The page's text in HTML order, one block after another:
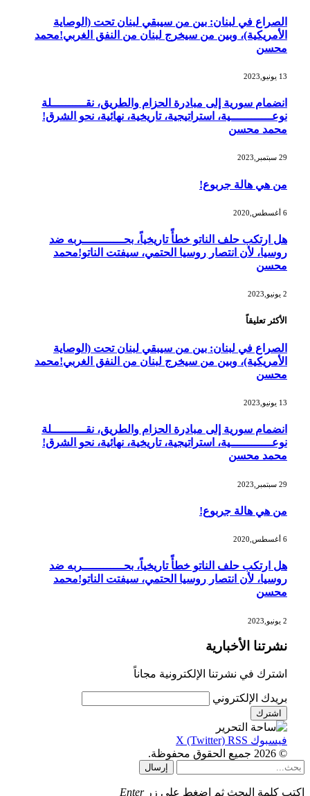
الصراع في لبنان: بين من سيبقي لبنان تحت (الوصاية
الأمريكية)، وبين من سيخرج لبنان من النفق الغربي!محمد
محسن
13 يونيو,2023
انضمام سورية إلى مبادرة الحزام والطريق، نقــــــــــلة
نوعــــــــــــية، استراتيجية، تاريخية، نهائية، نحو الشرق!
محمد محسن
29 سبتمبر,2023
من هي هالة جربوع!
هل ارتكب حلف الناتو خطأً تاريخياً، بحــــــــــــربه ضد
روسيا، لأن انتصار روسيا الحتمي، سيفتت الناتو!محمد
محسن
الأكثر تعليقاً
الصراع في لبنان: بين من سيبقي لبنان تحت (الوصاية
الأمريكية)، وبين من سيخرج لبنان من النفق الغربي!محمد
محسن
13 يونيو,2023
انضمام سورية إلى مبادرة الحزام والطريق، نقــــــــــلة
نوعــــــــــــية، استراتيجية، تاريخية، نهائية، نحو الشرق!
محمد محسن
29 سبتمبر,2023
من هي هالة جربوع!
هل ارتكب حلف الناتو خطأً تاريخياً، بحــــــــــــربه ضد
روسيا، لأن انتصار روسيا الحتمي، سيفتت الناتو!محمد
محسن
نشرتنا الأخبارية
اشترك في نشرتنا الإلكترونية مجاناً
بريدك الإلكتروني
فيسبوك X (Twitter) RSS
© 2026 جميع الحقوق محفوظة.
إرسال
اكتب كلمة البحث ثم اضغط على زر Enter